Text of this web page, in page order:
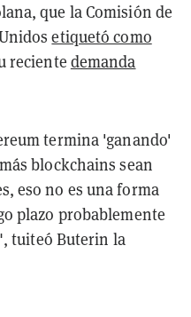
que la Comisión de
etiquetó como
reciente demanda
termina 'ganando'
blockchains sean
eso no es una forma
plazo probablemente
tuiteó Buterin la